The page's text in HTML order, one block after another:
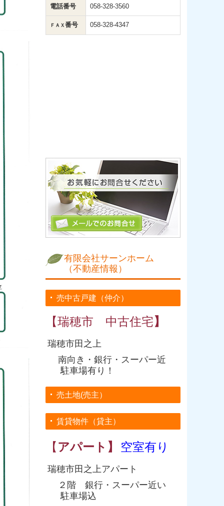
電話番号 058-328-3560
ＦＡＸ番号 058-328-4347
有限会社サーンホーム
（不動産情報）
売中古戸建（仲介）
【瑞穂市 中古住宅】
瑞穂市田之上
南向き・銀行・スーパー近
駐車場有り！
売土地(売主）
賃貸物件（貸主）
【アパート】 空室有り
瑞穂市田之上アパート
２階 銀行・スーパー近い
駐車場込